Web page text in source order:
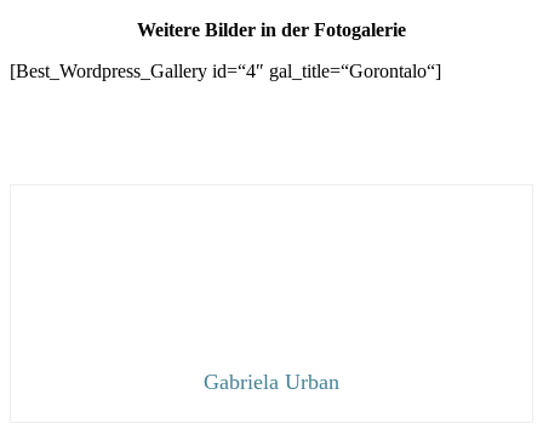
Weitere Bilder in der Fotogalerie
[Best_Wordpress_Gallery id=“4″ gal_title=“Gorontalo“]
Gabriela Urban